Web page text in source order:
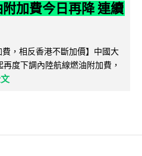
加費今日再降 連續
費，相反香港不斷加價】中國大
度下調內陸航線燃油附加費，